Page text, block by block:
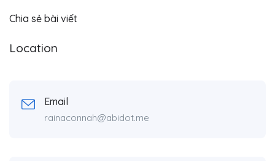
Chia sẻ bài viết
Location
Email
rainaconnah@abidot.me